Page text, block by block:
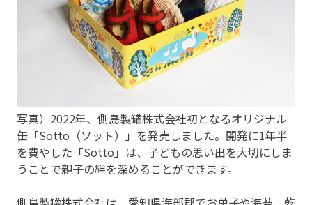
写真）2022年、側島製罐株式会社初となるオリジナル
缶「Sotto（ソット）」を発売しました。開発に1年半
を費やした「Sotto」は、子どもの思い出を大切にしま
うことで親子の絆を深めることができます。